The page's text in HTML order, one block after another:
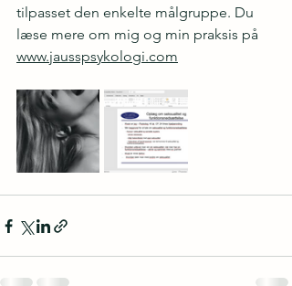
tilpasset den enkelte målgruppe. Du
læse mere om mig og min praksis på
www.jausspsykologi.com